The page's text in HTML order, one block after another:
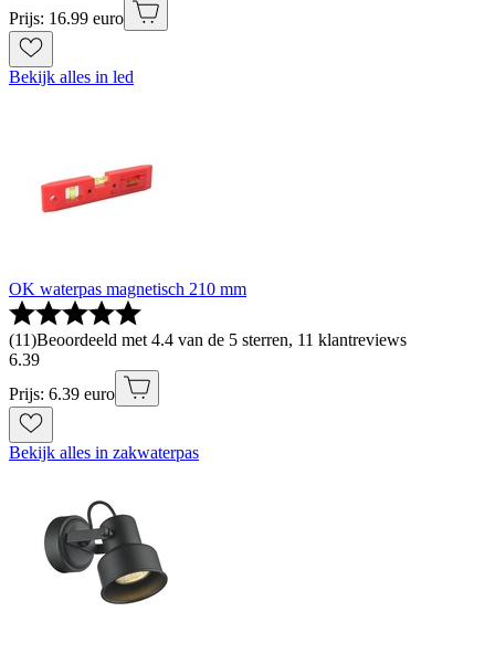
Prijs: 16.99 euro
Bekijk alles in led
OK waterpas magnetisch 210 mm
(11)Beoordeeld met 4.4 van de 5 sterren, 11 klantreviews
6.39
Prijs: 6.39 euro
Bekijk alles in zakwaterpas